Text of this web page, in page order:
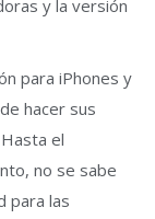
y la versión
para iPhones y
hacer sus
el
no se sabe
para las